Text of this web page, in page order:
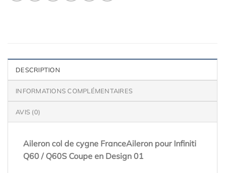
DESCRIPTION
INFORMATIONS COMPLÉMENTAIRES
AVIS (0)
Aileron col de cygne FranceAileron pour Infiniti
Q60 / Q60S Coupe en Design 01